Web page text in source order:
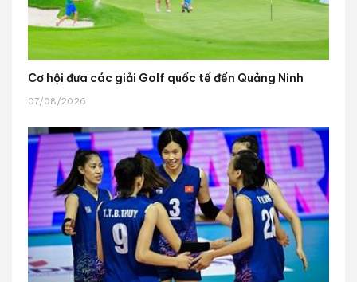
Cơ hội đưa các giải Golf quốc tế đến Quảng Ninh
07/08/2026